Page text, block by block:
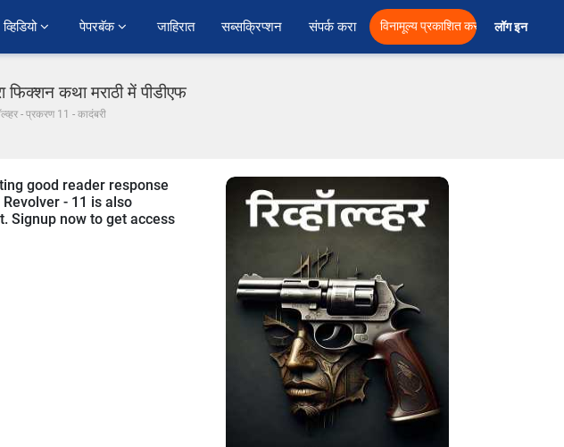
व्हिडियो पेपरबॅक जाहिरात सब्सक्रिप्शन संपर्क करा विनामूल्य प्रकाशित करा लॉग इन
फिक्शन कथा मराठी में पीडीएफ
- प्रकरण 11 - कादंबरी
good reader response
- 11 is also
Signup now to get access